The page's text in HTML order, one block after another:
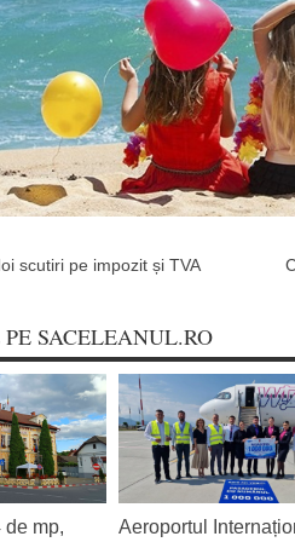
scutiri pe impozit și TVA
SACELEANUL.RO
de mp,
Aeroportul